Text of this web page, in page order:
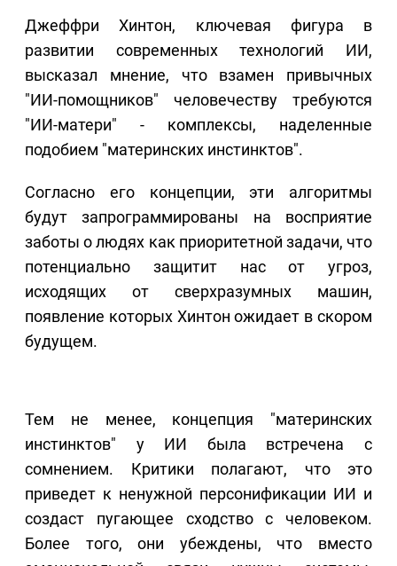
Джеффри Хинтон, ключевая фигура в
развитии современных технологий ИИ,
высказал мнение, что взамен привычных
"ИИ-помощников" человечеству требуются
"ИИ-матери" - комплексы, наделенные
подобием "материнских инстинктов".
Согласно его концепции, эти алгоритмы
будут запрограммированы на восприятие
заботы о людях как приоритетной задачи, что
потенциально защитит нас от угроз,
исходящих от сверхразумных машин,
появление которых Хинтон ожидает в скором
будущем.
Тем не менее, концепция "материнских
инстинктов" у ИИ была встречена с
сомнением. Критики полагают, что это
приведет к ненужной персонификации ИИ и
создаст пугающее сходство с человеком.
Более того, они убеждены, что вместо